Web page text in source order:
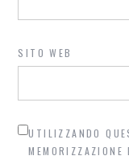
SITO WEB
UTILIZZANDO